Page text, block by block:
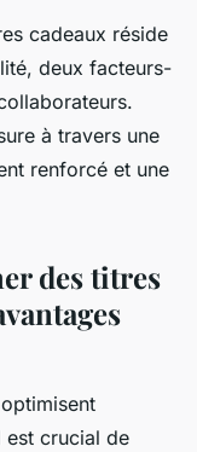
cadeaux réside
deux facteurs-
à travers une
renforcé et une
des titres
est crucial de